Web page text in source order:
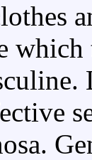
which